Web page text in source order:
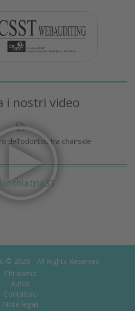
i nostri video
dell’odontoiatra chairside
© 2026 - All Rights Reserved
Chi siamo
Autori
Contattaci
Note legali